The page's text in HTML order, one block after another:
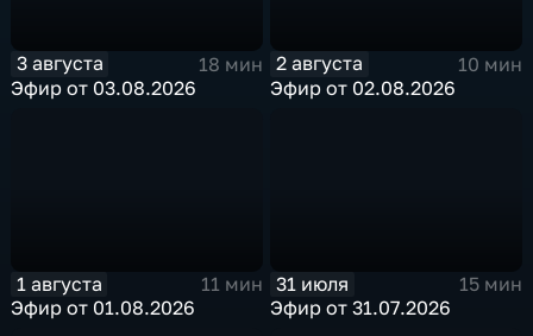
3 августа
18 мин
Эфир от 03.08.2026
2 августа
10 мин
Эфир от 02.08.2026
1 августа
11 мин
Эфир от 01.08.2026
31 июля
15 мин
Эфир от 31.07.2026